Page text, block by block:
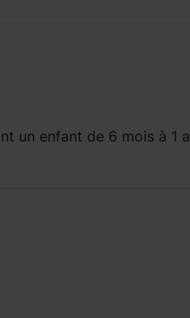
un enfant de 6 mois à 1